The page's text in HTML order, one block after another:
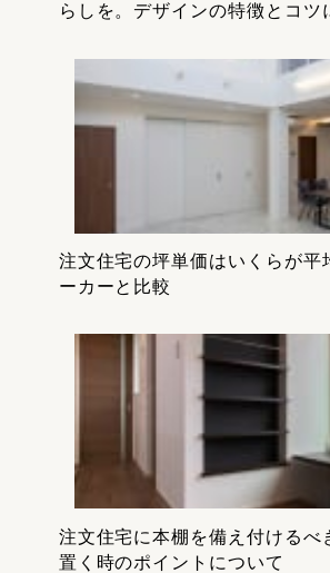
らしを。デザインの特徴とコツ
注文住宅の坪単価はいくらが平
ーカーと比較
注文住宅に本棚を備え付けるべ
置く時のポイントについて